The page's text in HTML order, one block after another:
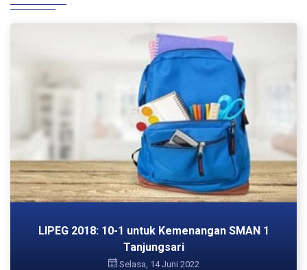
LIPEG 2018: 10-1 untuk Kemenangan SMAN 1
Tanjungsari
Selasa, 14 Juni 2022